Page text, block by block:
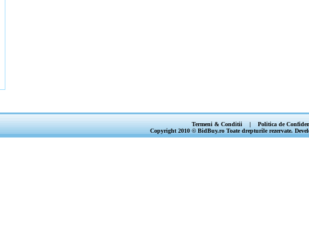
Termeni & Conditii |
Politica de
Copyright 2010 © BidBuy.ro Toate drepturile rezervate.